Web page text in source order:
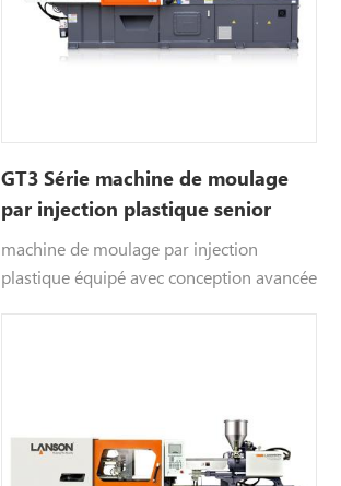
GT3 Série machine de moulage
par injection plastique senior
machine de moulage par injection
plastique équipé avec conception avancée